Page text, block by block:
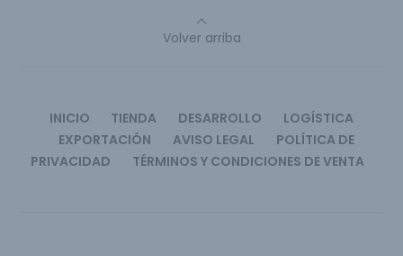
Volver arriba
INICIO TIENDA DESARROLLO
LOGÍSTICA
EXPORTACIÓN
AVISO LEGAL
POLÍTICA DE
PRIVACIDAD
TÉRMINOS Y CONDICIONES DE VENTA